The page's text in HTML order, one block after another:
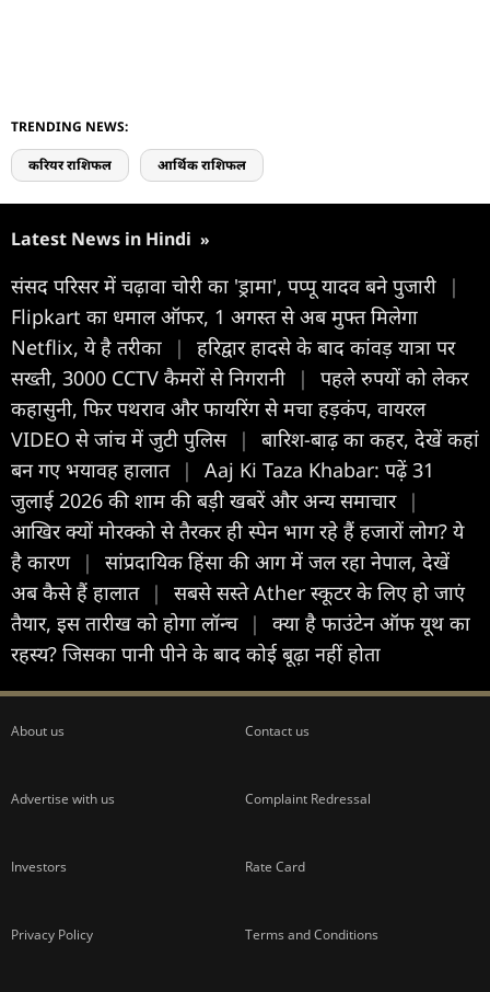
TRENDING NEWS:
करियर राशिफल आर्थिक राशिफल
Latest News in Hindi »
संसद परिसर में चढ़ावा चोरी का 'ड्रामा', पप्पू यादव बने पुजारी
|
Flipkart का धमाल ऑफर, 1 अगस्त से अब मुफ्त मिलेगा
Netflix, ये है तरीका
|
हरिद्वार हादसे के बाद कांवड़ यात्रा पर
सख्ती, 3000 CCTV कैमरों से निगरानी
|
पहले रुपयों को लेकर
कहासुनी, फिर पथराव और फायरिंग से मचा हड़कंप, वायरल
VIDEO से जांच में जुटी पुलिस |
बारिश-बाढ़ का कहर, देखें कहां
बन गए भयावह हालात |
Aaj Ki Taza Khabar: पढ़ें 31
जुलाई 2026 की शाम की बड़ी खबरें और अन्य समाचार |
आखिर क्यों मोरक्को से तैरकर ही स्पेन भाग रहे हैं हजारों लोग? ये
है कारण |
सांप्रदायिक हिंसा की आग में जल रहा नेपाल, देखें
अब कैसे हैं हालात |
सबसे सस्ते Ather स्कूटर के लिए हो जाएं
तैयार, इस तारीख को होगा लॉन्च |
क्या है फाउंटेन ऑफ यूथ का
रहस्य? जिसका पानी पीने के बाद कोई बूढ़ा नहीं होता
About us Contact us
Advertise with us Complaint Redressal
Investors Rate Card
Privacy Policy Terms and Conditions